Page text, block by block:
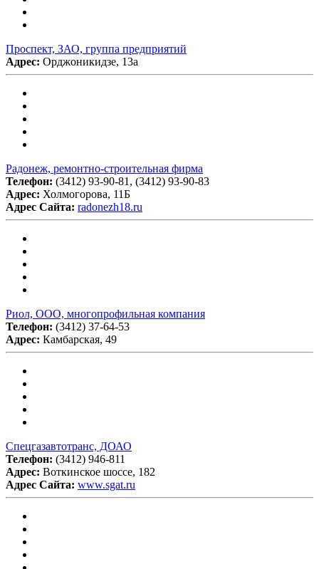
Проспект, ЗАО, группа предприятий
Адрес: Орджоникидзе, 13а
Радонеж, ремонтно-строительная фирма
Телефон: (3412) 93-90-81, (3412) 93-90-83
Адрес: Холмогорова, 11Б
Адрес Сайта: radonezh18.ru
Риол, ООО, многопрофильная компания
Телефон: (3412) 37-64-53
Адрес: Камбарская, 49
Спецгазавтотранс, ДОАО
Телефон: (3412) 946-811
Адрес: Воткинское шоссе, 182
Адрес Сайта: www.sgat.ru